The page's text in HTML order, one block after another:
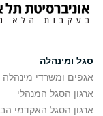
סגל ומינהלה
אגפים ומשרדי מינהלה
ארגון הסגל המנהלי
ארגון הסגל האקדמי